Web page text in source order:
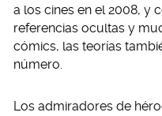
a los cines en el 2008, y
referencias ocultas y
cómics, las teorías
número.
Los admiradores de